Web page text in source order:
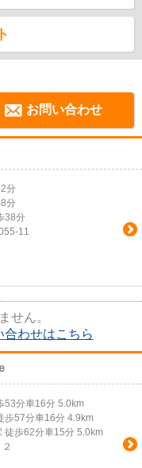
お問い合わせ
分
分
38分
11
せん。
わせはこちら
53分車16分 5.0km
歩57分車16分 4.9km
徒歩62分車15分 5.0km